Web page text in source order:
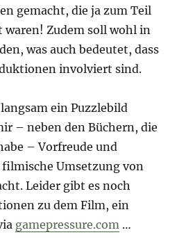
gemacht, die ja zum Teil
waren! Zudem soll wohl in
was auch bedeutet, dass
involviert sind.
ein Puzzlebild
– neben den Büchern, die
– Vorfreude und
Umsetzung von
Leider gibt es noch
zu dem Film, ein
gamepressure.com …